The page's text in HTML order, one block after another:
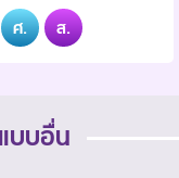
ศ. ส.
บบอื่น